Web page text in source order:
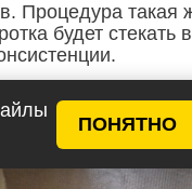
ПОНЯТНО
Процедура такая
будет стекать